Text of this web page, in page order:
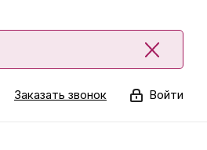
Войти
Заказать звонок